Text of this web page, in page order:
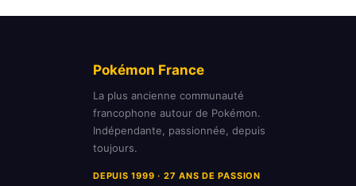
Pokémon France
La plus ancienne communauté
francophone autour de Pokémon.
Indépendante, passionnée, depuis
toujours.
DEPUIS 1999 · 27 ANS DE PASSION